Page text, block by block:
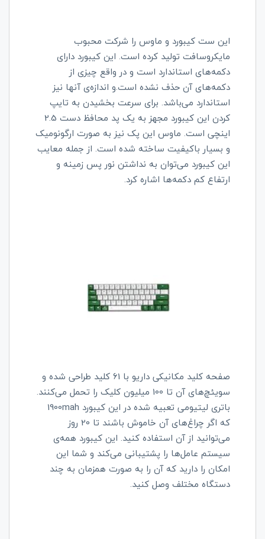
این ست کیبورد و ماوس را شرکت محبوب
مایکروسافت تولید کرده است. این کیبورد دارای
دکمه‌های استاندارد است و در واقع چیزی از
دکمه‌های آن حذف نشده است.و اندازه‌ی آنها نیز
استاندارد می‌باشد. برای سرعت بخشیدن به تایپ
کردن این کیبورد مجهز به یک پد محافظ دست 2.5
اینچی است. ماوس این پک نیز به صورت ارگونومیک
و بسیار باکیفیت ساخته شده است. از جمله معایب
این کیبورد می‌توان به نداشتن نور پس زمینه و
ارتفاع کم دکمه‌ها اشاره کرد.
صفحه کلید مکانیکی داریو با 61 کلید طراحی شده و
سویئچ‌های آن تا 100 میلیون کلیک را تحمل می‌کنند.
باتری لیتیومی تعبیه شده در این کیبورد 1900mah
که اگر چراغ‌های آن خاموش باشند تا 20 روز
می‌توانید از آن استفاده کنید. این کیبورد همه‌ی
سیستم عامل‌ها را پشتیبانی می‌کند و شما این
امکان را دارید که آن را به صورت همزمان به چند
دستگاه مختلف وصل کنید.